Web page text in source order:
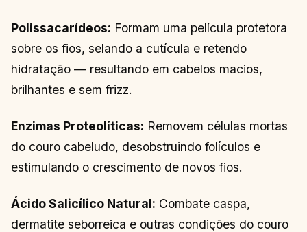
Polissacarídeos: Formam uma película protetora
sobre os fios, selando a cutícula e retendo
hidratação — resultando em cabelos macios,
brilhantes e sem frizz.
Enzimas Proteolíticas: Removem células mortas
do couro cabeludo, desobstruindo folículos e
estimulando o crescimento de novos fios.
Ácido Salicílico Natural: Combate caspa,
dermatite seborreica e outras condições do couro